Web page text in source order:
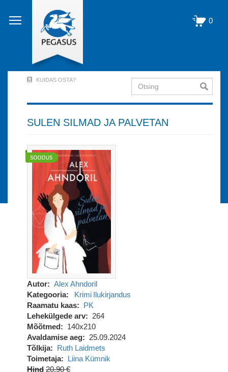
edasi
põhisisu
0
Account
Menu
out)
KUIDAS OSTA? Otsing
SULEN SILMAD JA PALVETAN
Autor
Alex Ahndoril
Kategooria
Krimi Ilukirjandus
Raamatu kaas
PK
Lehekülgede arv
264
Mõõtmed
140x210
Avaldamise aeg
25.09.2024
Tõlkija
Ruth Laidmets
Toimetaja
Liina Kümnik
Hind 20,90 €